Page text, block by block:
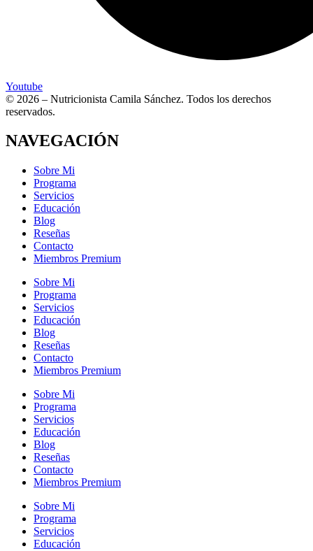
Youtube
© 2026 – Nutricionista Camila Sánchez. Todos los derechos
reservados.
NAVEGACIÓN
Sobre Mi
Programa
Servicios
Educación
Blog
Reseñas
Contacto
Miembros Premium
Sobre Mi
Programa
Servicios
Educación
Blog
Reseñas
Contacto
Miembros Premium
Sobre Mi
Programa
Servicios
Educación
Blog
Reseñas
Contacto
Miembros Premium
Sobre Mi
Programa
Servicios
Educación